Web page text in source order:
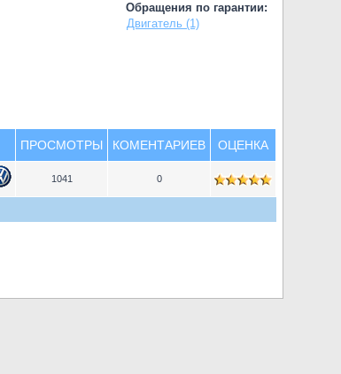
Обращения по гарантии:
Двигатель (1)
ПРОСМОТРЫ КОМЕНТАРИЕВ ОЦЕНКА
1041 0